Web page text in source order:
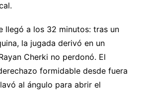
llegó a los 32 minutos: tras un
la jugada derivó en un
Cherki no perdonó. El
formidable desde fuera
al ángulo para abrir el